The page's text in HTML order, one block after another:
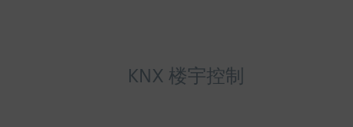
KNX 楼宇控制